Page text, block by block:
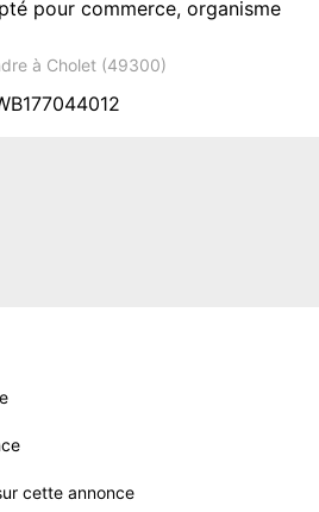
pour commerce, organisme
à Cholet (49300)
cette annonce